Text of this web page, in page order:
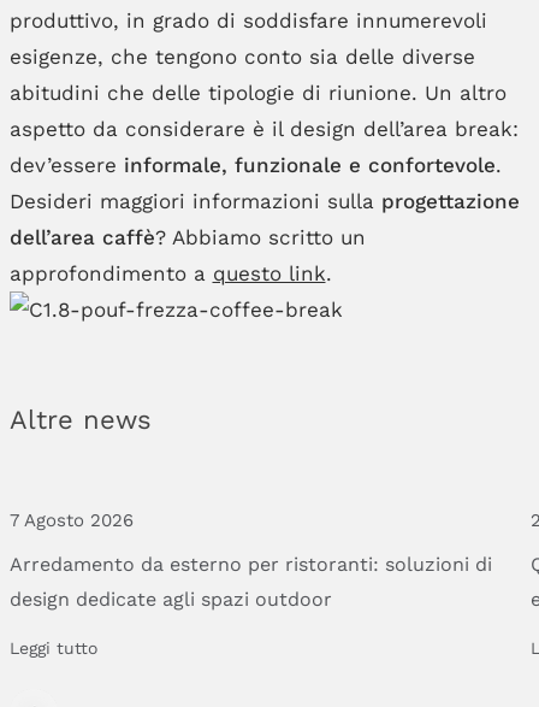
produttivo, in grado di soddisfare innumerevoli
esigenze, che tengono conto sia delle diverse
abitudini che delle tipologie di riunione. Un altro
aspetto da considerare è il design dell’area break:
dev’essere informale, funzionale e confortevole.
Desideri maggiori informazioni sulla progettazione
dell’area caffè? Abbiamo scritto un
approfondimento a questo link.
Altre news
7 Agosto 2026
Arredamento da esterno per ristoranti: soluzioni di
design dedicate agli spazi outdoor
Leggi tutto